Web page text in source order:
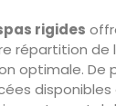
rigides
répartition de
optimale. De